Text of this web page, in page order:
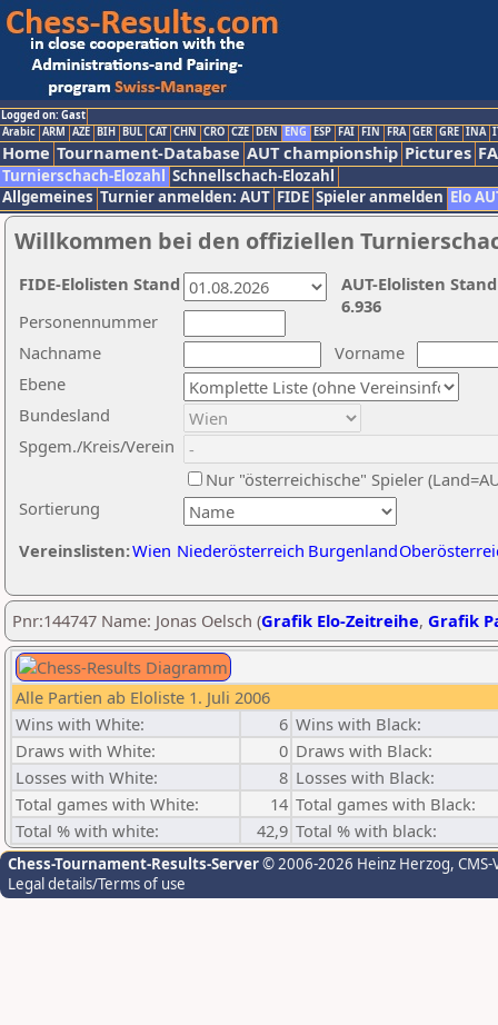
Logged on: Gast
Arabic ARM AZE BIH BUL CAT CHN CRO CZE DEN ENG ESP FAI FIN FRA GER GRE INA
Home Tournament-Database AUT championship Pictures
Turnierschach-Elozahl Schnellschach-Elozahl
Allgemeines Turnier anmelden: AUT FIDE Spieler anmelden Elo
Willkommen bei den offiziellen
Nachname
Vorname
Ebene
Sortierung
Personennummer
Bundesland
Spgem./Kreis/Verein
Nur "österreichische" Spieler
Vereinslisten:Wien Niederösterreich Burgenland
AUT-Elolisten
6.936
FIDE-Elolisten Stand
Pnr:144747 Name: Jonas Oelsch (Grafik Elo-Zeitreihe, Grafik
Alle Partien ab Eloliste 1. Juli 2006
Wins with White:
6 Wins with Black:
Draws with White:
0 Draws with Black:
Losses with White:
8 Losses with Black:
Total games with White:
14 Total games with Black:
Total % with white:
42,9 Total % with black:
Chess-Tournament-Results-Server© 2006-2026 Heinz Herzog,
Legal details/Terms of use